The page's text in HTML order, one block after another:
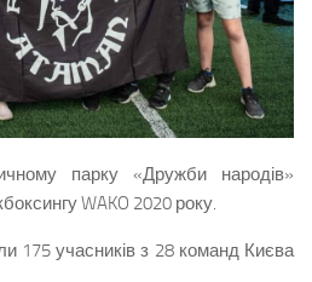
парку «Дружби народів»
WAKO 2020 року.
175 учасників з 28 команд Києва